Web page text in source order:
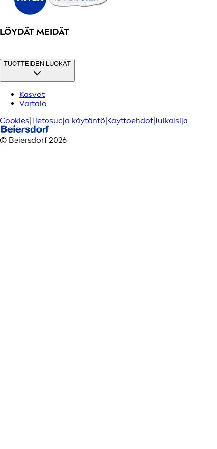
LÖYDÄT MEIDÄT
TUOTTEIDEN LUOKAT
Kasvot
Vartalo
Cookies Tietosuoja käytäntö Kayttoehdot Julkaisija
© Beiersdorf 2026